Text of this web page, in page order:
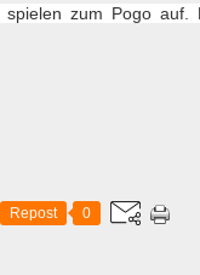
zum Pogo
Repost 0